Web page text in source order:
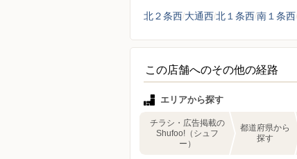
北２条西 大通西北１条西南１条西
この店舗へのその他の経路
エリアから探す
チラシ・広告掲載の
Shufoo!（シュフ
ー）
都道府県から
探す